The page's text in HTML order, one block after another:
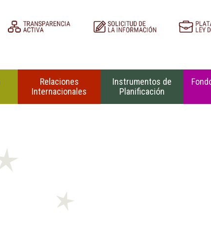
Relaciones
Internacionales
Instrumentos de
Planificación